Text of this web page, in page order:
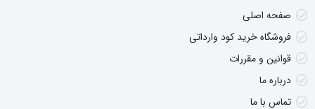
صفحه اصلی
فروشگاه خرید کود وارداتی
قوانین و مقررات
درباره ما
تماس با ما